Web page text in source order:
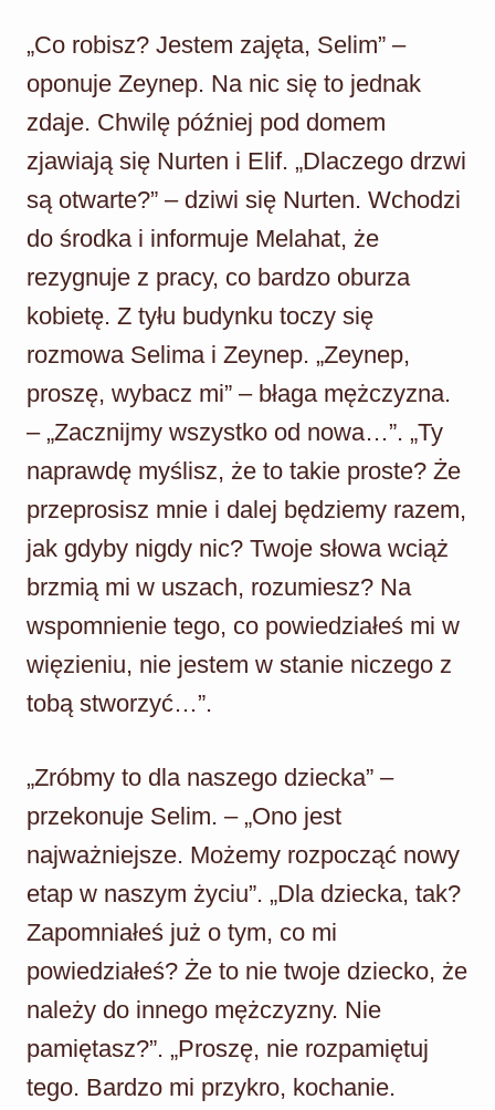
„Co robisz? Jestem zajęta, Selim” –
oponuje Zeynep. Na nic się to jednak
zdaje. Chwilę później pod domem
zjawiają się Nurten i Elif. „Dlaczego drzwi
są otwarte?” – dziwi się Nurten. Wchodzi
do środka i informuje Melahat, że
rezygnuje z pracy, co bardzo oburza
kobietę. Z tyłu budynku toczy się
rozmowa Selima i Zeynep. „Zeynep,
proszę, wybacz mi” – błaga mężczyzna.
– „Zacznijmy wszystko od nowa…”. „Ty
naprawdę myślisz, że to takie proste? Że
przeprosisz mnie i dalej będziemy razem,
jak gdyby nigdy nic? Twoje słowa wciąż
brzmią mi w uszach, rozumiesz? Na
wspomnienie tego, co powiedziałeś mi w
więzieniu, nie jestem w stanie niczego z
tobą stworzyć…”.
„Zróbmy to dla naszego dziecka” –
przekonuje Selim. – „Ono jest
najważniejsze. Możemy rozpocząć nowy
etap w naszym życiu”. „Dla dziecka, tak?
Zapomniałeś już o tym, co mi
powiedziałeś? Że to nie twoje dziecko, że
należy do innego mężczyzny. Nie
pamiętasz?”. „Proszę, nie rozpamiętuj
tego. Bardzo mi przykro, kochanie.